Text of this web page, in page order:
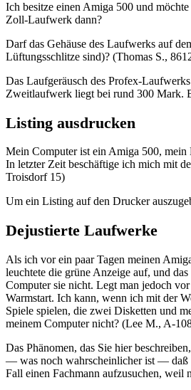
Ich besitze einen Amiga 500 und
Zoll-Laufwerk dann?
Darf das Gehäuse des Laufwerks auf
Lüftungsschlitze sind)? (Thomas S.,
Das Laufgeräusch des Profex-
Zweitlaufwerk liegt bei rund 300 Mark.
Listing ausdrucken
Mein Computer ist ein Amiga 500,
In letzter Zeit beschäftige ich mich mit
Troisdorf 15)
Um ein Listing auf den Drucker
Dejustierte Laufwerke
Als ich vor ein paar Tagen meinen
leuchtete die grüne Anzeige auf, und
Computer sie nicht. Legt man jedoch
Warmstart. Ich kann, wenn ich mit der
Spiele spielen, die zwei Disketten und
meinem Computer nicht? (Lee M., A-
Das Phänomen, das Sie hier
— was noch wahrscheinlicher ist — daß
Fall einen Fachmann aufzusuchen, weil